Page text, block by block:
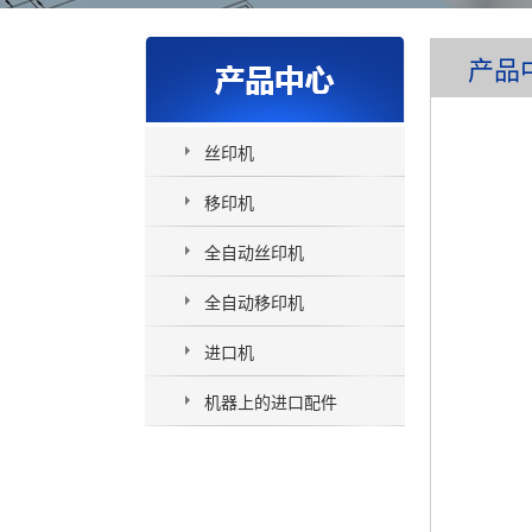
丝印机
移印机
全自动丝印机
全自动移印机
进口机
机器上的进口配件
产品